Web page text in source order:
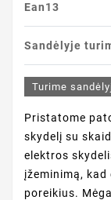
Ean13
Sandėlyje
Turime
Pristatome
skydelį su
elektros
įžeminimą,
poreikius.